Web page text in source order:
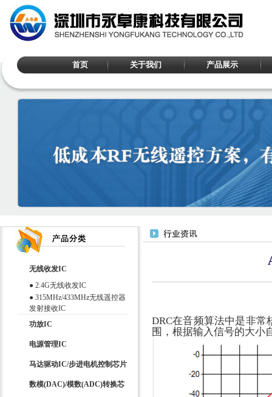
首页 关于我们 产品展示
无线收发IC
● 2.4G无线收发IC
● 315MHz/433MHz无线遥控器
发射接收IC
功放IC
电源管理IC
马达驱动IC/步进电机控制芯片
数模(DAC)/模数(ADC)转换芯
DRC在音频算法中是非常
围，根据输入信号的大小